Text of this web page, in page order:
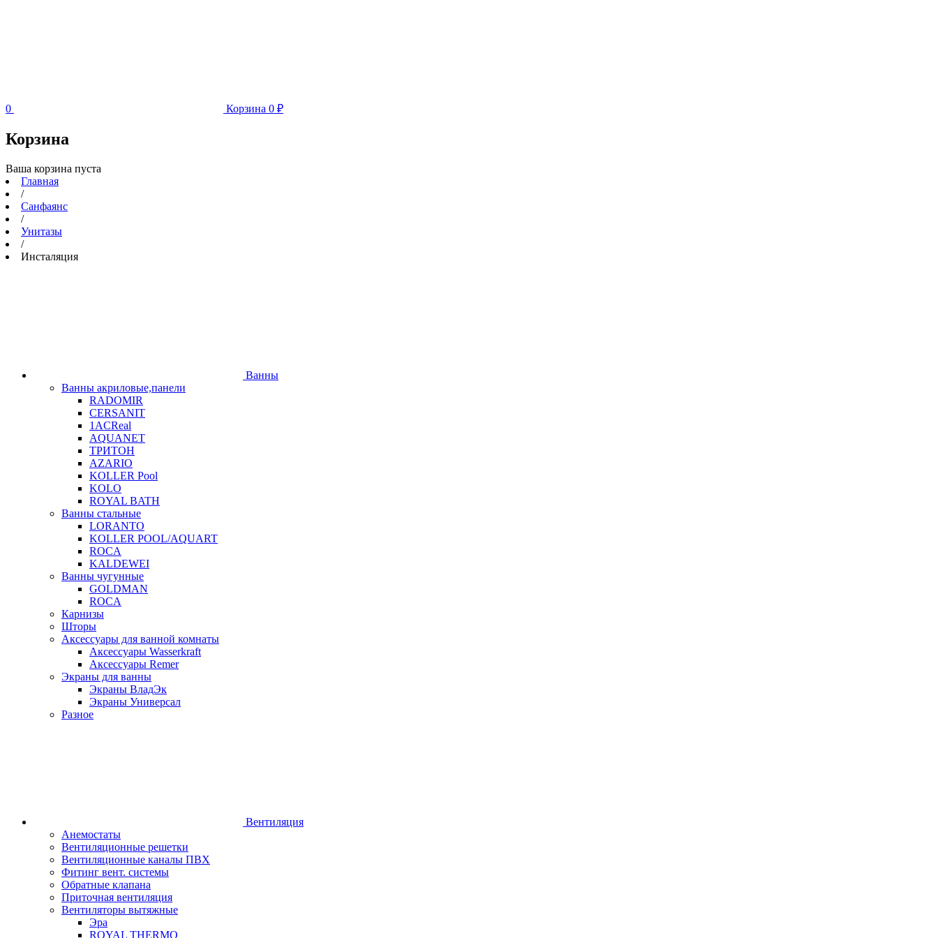
0 Корзина 0 ₽
Корзина
Ваша корзина пуста
Главная
/
Санфаянс
/
Унитазы
/
Инсталяция
Ванны
Ванны акриловые,панели
RADOMIR
CERSANIT
1ACReal
AQUANET
ТРИТОН
AZARIO
KOLLER Pool
KOLO
ROYAL BATH
Ванны стальные
LORANTO
KOLLER POOL/AQUART
ROCA
KALDEWEI
Ванны чугунные
GOLDMAN
ROCA
Карнизы
Шторы
Аксессуары для ванной комнаты
Аксессуары Wasserkraft
Аксессуары Remer
Экраны для ванны
Экраны ВладЭк
Экраны Универсал
Разное
Вентиляция
Анемостаты
Вентиляционные решетки
Вентиляционные каналы ПВХ
Фитинг вент. системы
Обратные клапана
Приточная вентиляция
Вентиляторы вытяжные
Эра
ROYAL THERMO